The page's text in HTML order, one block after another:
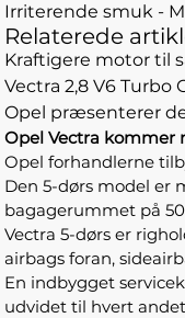
Irriterende smuk -
Relaterede
Kraftigere motor til
Vectra 2,8 V6 Turbo
Opel præsenterer
Opel Vectra kommer
Opel forhandlerne
Den 5-dørs model er
bagagerummet på
Vectra 5-dørs er
airbags foran,
En indbygget
udvidet til hvert